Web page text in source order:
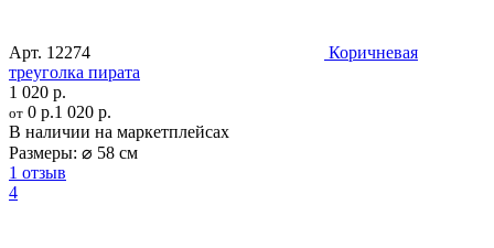
Арт. 12274
Коричневая
треуголка пирата
1 020 р.
от 0 р.1 020 р.
В наличии на маркетплейсах
Размеры: ⌀ 58 см
1 отзыв
4